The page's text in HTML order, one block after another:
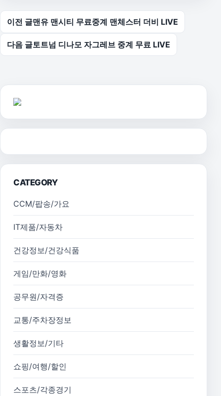
글 탐색
이전 글맨유 맨시티 무료중계 맨체스터 더비 LIVE
다음 글토트넘 디나모 자그레브 중계 무료 LIVE
CATEGORY
CCM/팝송/가요
IT제품/자동차
건강정보/건강식품
게임/만화/영화
공무원/자격증
교통/주차장정보
생활정보/기타
쇼핑/여행/할인
스포츠/각종경기